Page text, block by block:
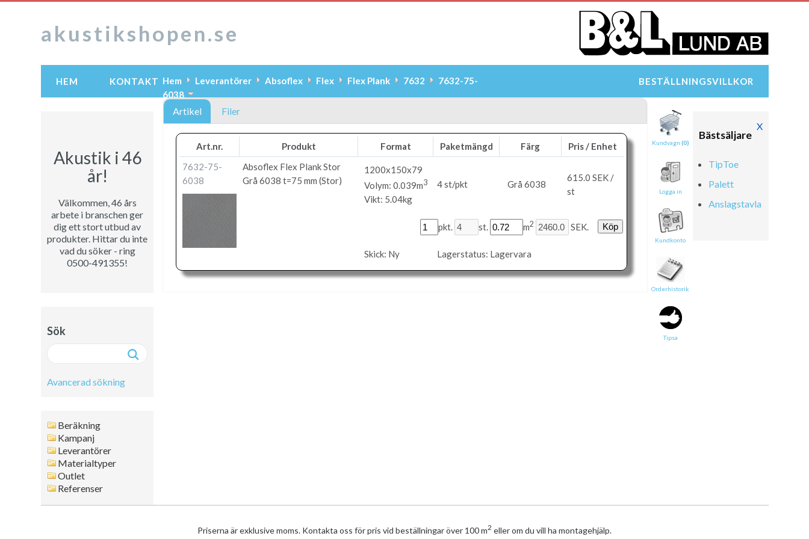
akustikshopen.se
HEM KONTAKT BESTÄLLNINGSVILLKOR
Akustik i 46
år!
Välkommen, 46 års
arbete i branschen ger
dig ett stort utbud av
produkter. Hittar du inte
vad du söker - ring
0500-491355!
Sök
Avancerad sökning
Fritext
Artikelnr
Namn
Leverantör
Beräkning
Kampanj
Leverantörer
Materialtyper
Outlet
Referenser
Hem Leverantörer Absoflex Flex Flex Plank 7632
7632-75-
6038
Artikel Filer
Art.nr. Produkt Format Paketmängd Färg
Pris / Enhet
7632-75-
6038
Absoflex Flex Plank Stor
Grå 6038 t=75 mm (Stor)
1200x150x79
Volym: 0.039m3
Vikt: 5.04kg
4 st/pkt Grå 6038
615.0 SEK /
st
pkt. st. m2 SEK.
Skick: Ny Lagerstatus: Lagervara
Kundvagn (0)
Logga in
Kundkonto
Orderhistorik
Tipsa
Bästsäljare
X
TipToe
Palett
Anslagstavla
Priserna är exklusive moms. Kontakta oss för pris vid beställningar över 100 m2 eller om du vill ha montagehjälp.
Tipsa en vän:
Direktlänk till denna sida
Länken ovan kommer att bakas in i ditt tips!